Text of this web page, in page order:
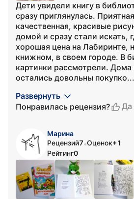
Дети увидели книгу в
сразу приглянулась.
качественная, красивые
домой и сразу стали искать,
хорошая цена на Лабиринте,
книжном, в своем городе. В
картинки рассмотрели. Дома
остались довольны покупко...
Развернуть
Понравилась рецензия?
Да
Марина
Рецензий7•Оценок+1
Рейтинг0